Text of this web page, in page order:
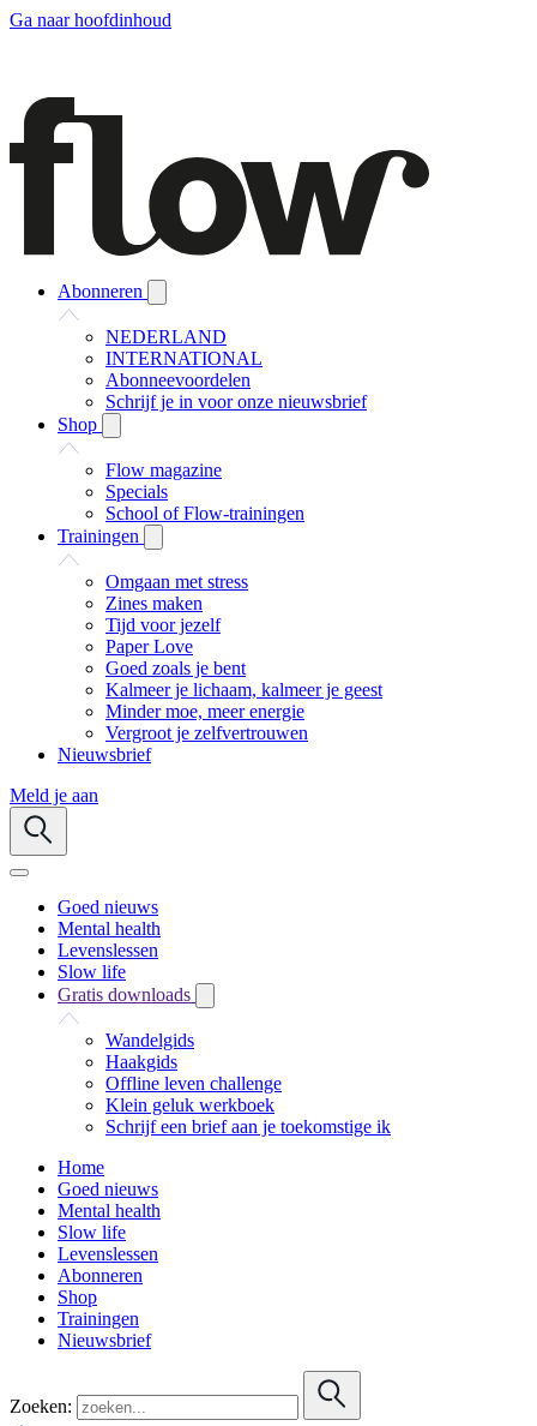
Ga naar hoofdinhoud
Abonneren
NEDERLAND
INTERNATIONAL
Abonneevoordelen
Schrijf je in voor onze nieuwsbrief
Shop
Flow magazine
Specials
School of Flow-trainingen
Trainingen
Omgaan met stress
Zines maken
Tijd voor jezelf
Paper Love
Goed zoals je bent
Kalmeer je lichaam, kalmeer je geest
Minder moe, meer energie
Vergroot je zelfvertrouwen
Nieuwsbrief
Meld je aan
Goed nieuws
Mental health
Levenslessen
Slow life
Gratis downloads
Wandelgids
Haakgids
Offline leven challenge
Klein geluk werkboek
Schrijf een brief aan je toekomstige ik
Home
Goed nieuws
Mental health
Slow life
Levenslessen
Abonneren
Shop
Trainingen
Nieuwsbrief
Zoeken: